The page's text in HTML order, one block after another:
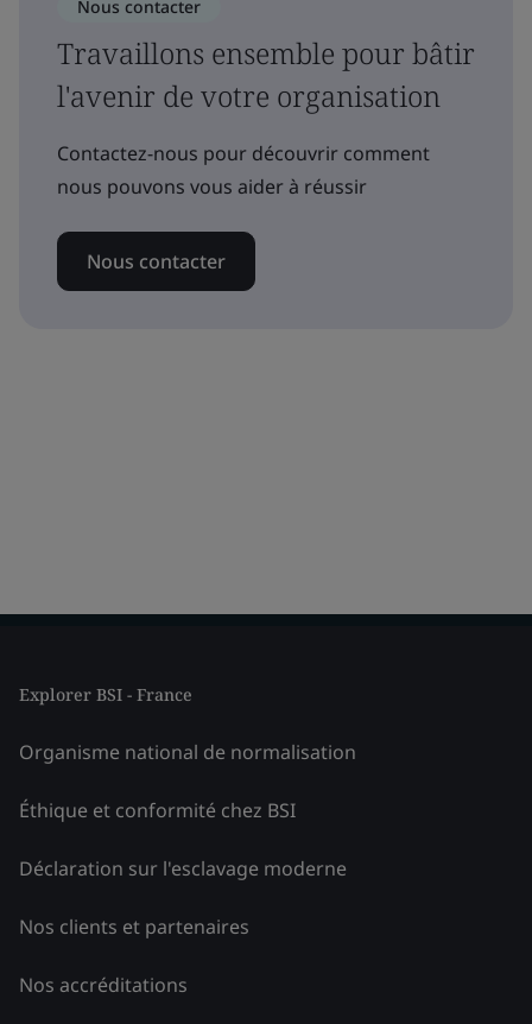
Nous contacter
Travaillons ensemble pour bâtir
l'avenir de votre organisation
Contactez-nous pour découvrir comment
nous pouvons vous aider à réussir
Nous contacter
Explorer BSI - France
Organisme national de normalisation
Éthique et conformité chez BSI
Déclaration sur l'esclavage moderne
Nos clients et partenaires
Nos accréditations